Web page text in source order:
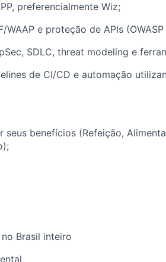
preferencialmente Wiz;
e proteção de APIs
SDLC, threat modeling e
de CI/CD e automação
seus benefícios (Refeição,
Brasil inteiro